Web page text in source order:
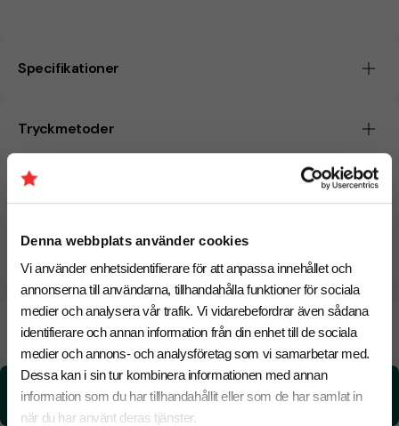
Denna webbplats använder cookies
Vi använder enhetsidentifierare för att anpassa innehållet och
annonserna till användarna, tillhandahålla funktioner för sociala
medier och analysera vår trafik. Vi vidarebefordrar även sådana
identifierare och annan information från din enhet till de sociala
medier och annons- och analysföretag som vi samarbetar med.
Dessa kan i sin tur kombinera informationen med annan
information som du har tillhandahållit eller som de har samlat in
när du har använt deras tjänster.
Specifikationer
Tryckmetoder
Pristabell
CO₂e -avtryck
19 Augusti Beräknad leveranstid:
Snabbare leverans? Kontakta oss.
CO₂e -avtryck:
10.62 kg CO₂e / per styck